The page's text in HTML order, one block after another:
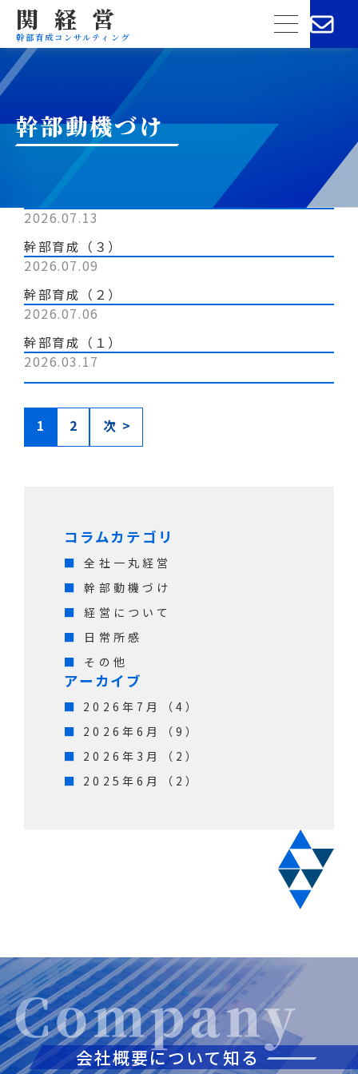
関経営
幹部育成コンサルティング
menu
幹部動機づけ
2026.07.13
幹部育成（３）
2026.07.09
幹部育成（２）
2026.07.06
幹部育成（１）
2026.03.17
1 2 次 >
コラムカテゴリ
全社一丸経営
幹部動機づけ
経営について
日常所感
その他
アーカイブ
2026年7月（4）
2026年6月（9）
2026年3月（2）
2025年6月（2）
会社概要について知る